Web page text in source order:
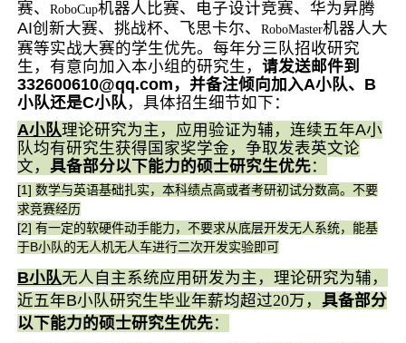
赛、RoboCup机器人比赛、电子设计竞赛、 华为昇腾
AI创新大赛、挑战杯、 飞思卡尔、RoboMaster机器人大
赛等实战大赛的学生优先。每年分三队招收研究
生， 有意向加入本小组的研究生，请发送邮件到
332600610@qq.com，并备注倾向加入A小队、B
小队还是C小队 ，具体招生细节如下：
A小队理论研究为主，应用验证为辅，连续五年A小
队均有研究生获得国家奖学金，争取发表英文论
文， 具备部分以下能力的硕士研究生优先：
[1] 数学与英语基础扎实，本科绩点高或者考研初试分数高。不要
求竞赛经历
[2] 有一定的软硬件动手能力，不要求从底层开发无人系统，能基
于B小队的无人机无人车进行二次开发实验即可
B小队无人自主系统应用研发为主，理论研究为辅，
近五年B小队研究生毕业年薪均超过20万 ， 具备部分
以下能力的硕士研究生优先：